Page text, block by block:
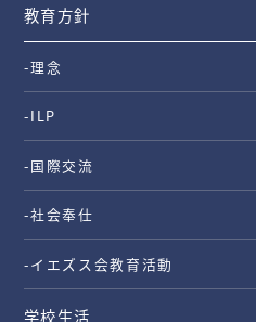
教育方針
-理念
-ILP
-国際交流
-社会奉仕
-イエズス会教育活動
学校生活